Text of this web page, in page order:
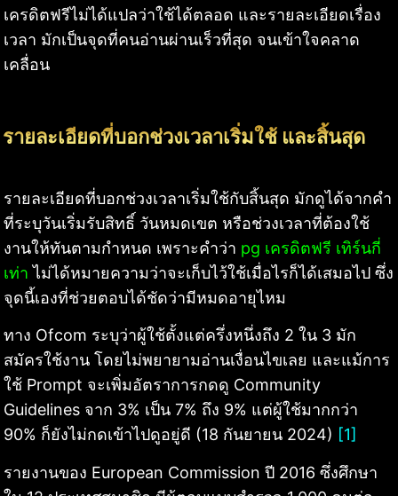
เครดิตฟรีไม่ได้แปลว่าใช้ได้ตลอด และรายละเอียดเรื่อง
เวลา มักเป็นจุดที่คนอ่านผ่านเร็วที่สุด จนเข้าใจคลาด
เคลื่อน
รายละเอียดที่บอกช่วงเวลาเริ่มใช้ และสิ้นสุด
รายละเอียดที่บอกช่วงเวลาเริ่มใช้กับสิ้นสุด มักดูได้จากคำ
ที่ระบุวันเริ่มรับสิทธิ์ วันหมดเขต หรือช่วงเวลาที่ต้องใช้
งานให้ทันตามกำหนด เพราะคำว่า pg เครดิตฟรี เทิร์นกี่
เท่า ไม่ได้หมายความว่าจะเก็บไว้ใช้เมื่อไรก็ได้เสมอไป ซึ่ง
จุดนี้เองที่ช่วยตอบได้ชัดว่ามีหมดอายุไหม
ทาง Ofcom ระบุว่าผู้ใช้ตั้งแต่ครึ่งหนึ่งถึง 2 ใน 3 มัก
สมัครใช้งาน โดยไม่พยายามอ่านเงื่อนไขเลย และแม้การ
ใช้ Prompt จะเพิ่มอัตราการกดดู Community
Guidelines จาก 3% เป็น 7% ถึง 9% แต่ผู้ใช้มากกว่า
90% ก็ยังไม่กดเข้าไปดูอยู่ดี (18 กันยายน 2024) [1]
รายงานของ European Commission ปี 2016 ซึ่งศึกษา